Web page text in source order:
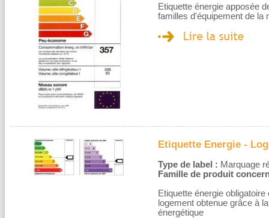
Etiquette énergie apposée
familles d'équipement de la
Etiquette Energie -
Type de label : Marquage
Famille de produit
Etiquette énergie
logement obtenue grâce à
énergétique